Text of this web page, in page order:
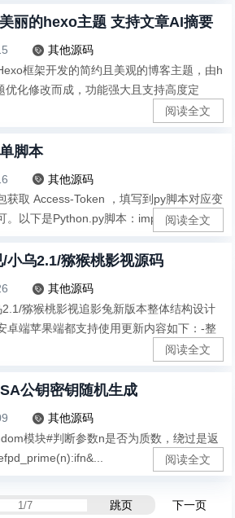
丽的hexo主题 支持文章AI摘要
 其他源码
框架开发的简约且美观的博客主题，由h
化修改而成，功能强大且支持高度定
阅读全文
脚本
 其他源码
获取 Access-Token ，填写到py脚本对应变
。以下是Python.py脚本：import ...阅读全文
小乌2.1/猕猴桃影视源码
 其他源码
猕猴桃影视追影兔新版本整体结构设计
卓端苹果端都支持使用更新内容如下：-整
阅读全文
公钥密钥随机生成
 其他源码
模块#判断参数n是否为质数，绕过是返
阅读全文
跳页 下一页